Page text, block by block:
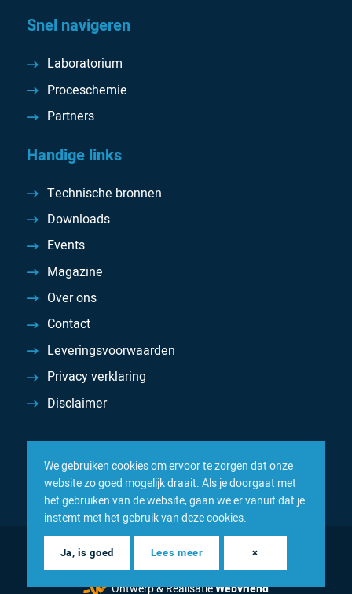
Snel navigeren
Laboratorium
Proceschemie
Partners
Handige links
Technische bronnen
Downloads
Events
Magazine
Over ons
Contact
Leveringsvoorwaarden
Privacy verklaring
Disclaimer
© 2026 Inacom — Sterk in spareparts, consumables en
componenten
Ontwerp & RealisatieWebvriend
We gebruiken cookies om ervoor te zorgen dat onze
website zo goed mogelijk draait. Als je doorgaat met
het gebruiken van de website, gaan we er vanuit dat je
instemt met het gebruik van deze cookies.
Ja, is goed Lees meer ×